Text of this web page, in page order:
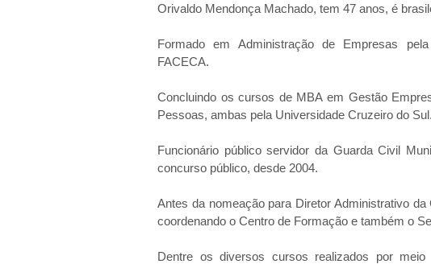
Orivaldo Mendonça Machado, tem 47 anos, é
Formado em Administração de Empresas
FACECA.
Concluindo os cursos de MBA em Gestão
Pessoas, ambas pela Universidade Cruzeiro do Sul.
Funcionário público servidor da Guarda Civil
concurso público, desde 2004.
Antes da nomeação para Diretor Administrativo
coordenando o Centro de Formação e também o
Dentre os diversos cursos realizados por